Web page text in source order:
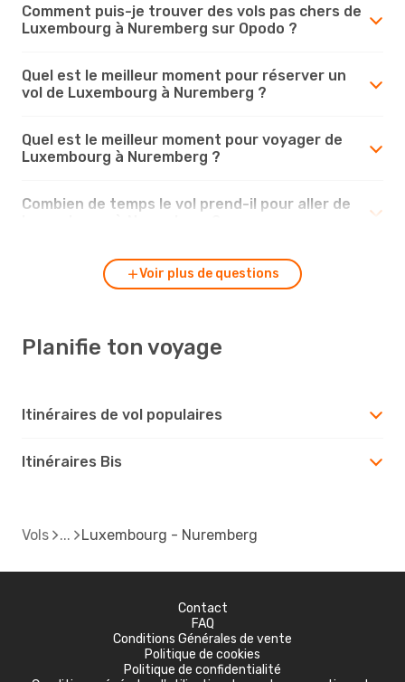
Comment puis-je trouver des vols pas chers de
Luxembourg à Nuremberg sur Opodo ?
Quel est le meilleur moment pour réserver un
vol de Luxembourg à Nuremberg ?
Quel est le meilleur moment pour voyager de
Luxembourg à Nuremberg ?
Combien de temps le vol prend-il pour aller de
Voir plus de questions
Planifie ton voyage
Itinéraires de vol populaires
Itinéraires Bis
Vols Luxembourg - Nuremberg
Contact
FAQ
Conditions Générales de vente
Politique de cookies
Politique de confidentialité